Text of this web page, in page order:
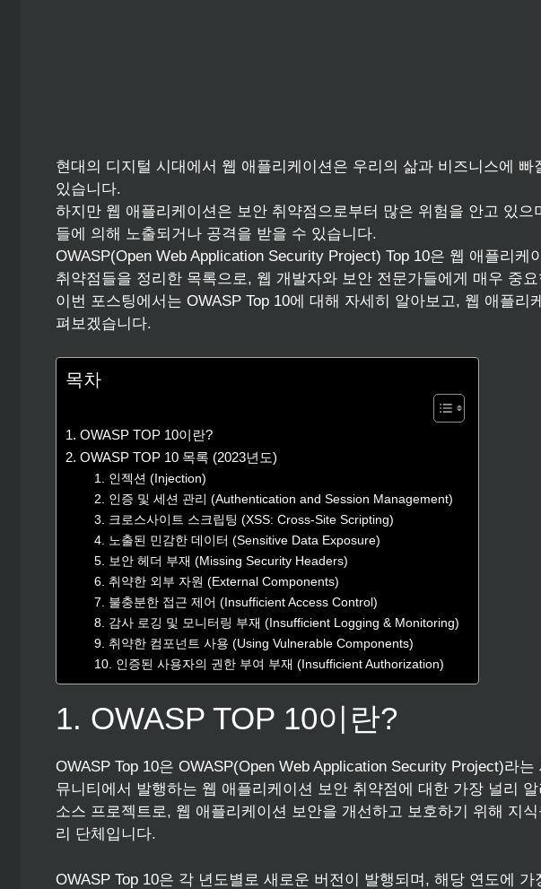
현대의 디지털 시대에서 웹 애플리케이션은 우리의 삶과 비즈니스에
있습니다.
하지만 웹 애플리케이션은 보안 취약점으로부터 많은 위험을 안고 있으
들에 의해 노출되거나 공격을 받을 수 있습니다.
OWASP(Open Web Application Security Project) Top 10은 웹 애플리
취약점들을 정리한 목록으로, 웹 개발자와 보안 전문가들에게 매우 중
이번 포스팅에서는 OWASP Top 10에 대해 자세히 알아보고, 웹 애플리
펴보겠습니다.
목차
1. OWASP TOP 10이란?
2. OWASP TOP 10 목록 (2023년도)
1. 인젝션 (Injection)
2. 인증 및 세션 관리 (Authentication and Session Management)
3. 크로스사이트 스크립팅 (XSS: Cross-Site Scripting)
4. 노출된 민감한 데이터 (Sensitive Data Exposure)
5. 보안 헤더 부재 (Missing Security Headers)
6. 취약한 외부 자원 (External Components)
7. 불충분한 접근 제어 (Insufficient Access Control)
8. 감사 로깅 및 모니터링 부재 (Insufficient Logging & Monitoring)
9. 취약한 컴포넌트 사용 (Using Vulnerable Components)
10. 인증된 사용자의 권한 부여 부재 (Insufficient Authorization)
1. OWASP TOP 10이란?
OWASP Top 10은 OWASP(Open Web Application Security Project)라
뮤니티에서 발행하는 웹 애플리케이션 보안 취약점에 대한 가장 널리
소스 프로젝트로, 웹 애플리케이션 보안을 개선하고 보호하기 위해 지
리 단체입니다.
OWASP Top 10은 각 년도별로 새로운 버전이 발행되며, 해당 연도에